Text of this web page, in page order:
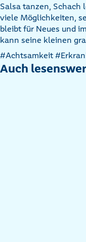
Salsa tanzen, Schach
viele Möglichkeiten,
bleibt für Neues und
kann seine kleinen
Artikel
nach
#Achtsamkeit
Auch